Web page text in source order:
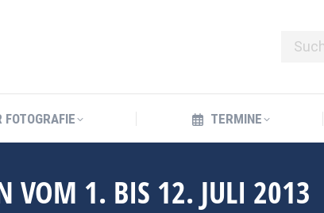
FOTOGRAFIE TERMINE
VOM 1. BIS 12. JULI 2013